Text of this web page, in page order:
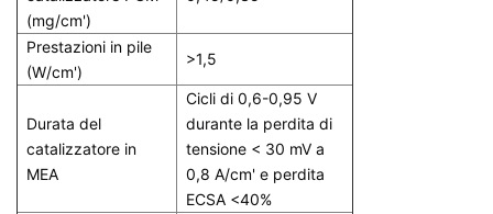
(mg/cm')
Prestazioni in pile
(W/cm')
>1,5
Durata del
catalizzatore in
MEA
Cicli di 0,6-0,95 V
durante la perdita di
tensione < 30 mV a
0,8 A/cm' e perdita
ECSA <40%